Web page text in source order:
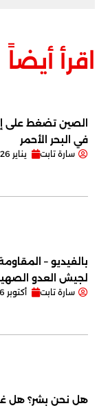
اقرأ أيضاً
الصين تضغط على
في البحر الأحمر
سارة تابت يناير 26, 2024
بالفيديو –
لجيش العدو
سارة تابت أكتوبر 16, 2023